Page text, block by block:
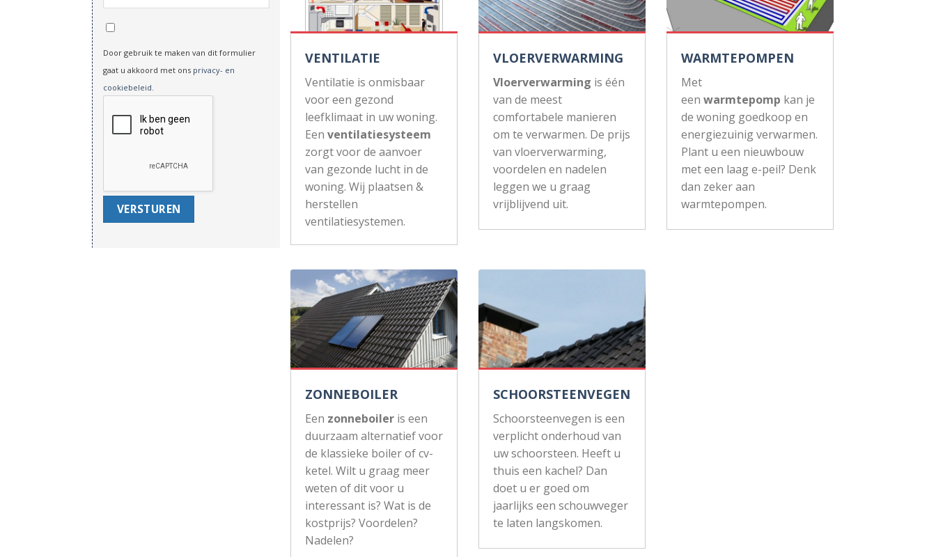
Door gebruik te maken van dit formulier
gaat u akkoord met ons privacy- en
cookiebeleid
VENTILATIE
Ventilatie is onmisbaar
voor een gezond
leefklimaat in uw woning.
Een ventilatiesysteem
zorgt voor de aanvoer
van gezonde lucht in de
woning. Wij plaatsen &
herstellen
ventilatiesystemen.
VLOERVERWARMING
Vloerverwarming is één
van de meest
comfortabele manieren
om te verwarmen. De prijs
van vloerverwarming,
voordelen en nadelen
leggen we u graag
vrijblijvend uit.
WARMTEPOMPEN
Met
een warmtepomp kan je
de woning goedkoop en
energiezuinig verwarmen.
Plant u een nieuwbouw
met een laag e-peil? Denk
dan zeker aan
warmtepompen.
ZONNEBOILER
Een zonneboiler is een
duurzaam alternatief voor
de klassieke boiler of cv-
ketel. Wilt u graag meer
weten of dit voor u
interessant is? Wat is de
kostprijs? Voordelen?
Nadelen?
SCHOORSTEENVEGEN
Schoorsteenvegen is een
verplicht onderhoud van
uw schoorsteen. Heeft u
thuis een kachel? Dan
doet u er goed om
jaarlijks een schouwveger
te laten langskomen.